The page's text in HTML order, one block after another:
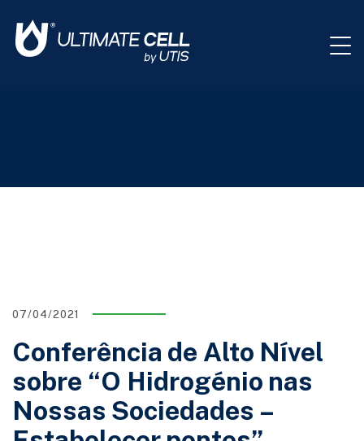
07/04/2021
Conferência de Alto Nível
sobre “O Hidrogénio nas
Nossas Sociedades –